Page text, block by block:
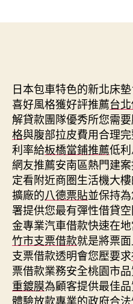
日本包車特色的新北床
喜好風格獲好評推薦台
解貸款團隊優秀所您需
格與腹部拉皮費用合理
利率給板橋當鋪推薦低
網友推薦安南區熱門建
定看附近商圏生活機大
擴廠的八德票貼並保持
署提供您最有彈性借貸
金專業汽車借款快速在
竹市支票借款就是將票
支票借款透明會您壓要求
票借款業務安全桃園市
重鍍膜為顧客提供最佳
體驗放款專業的政府合法